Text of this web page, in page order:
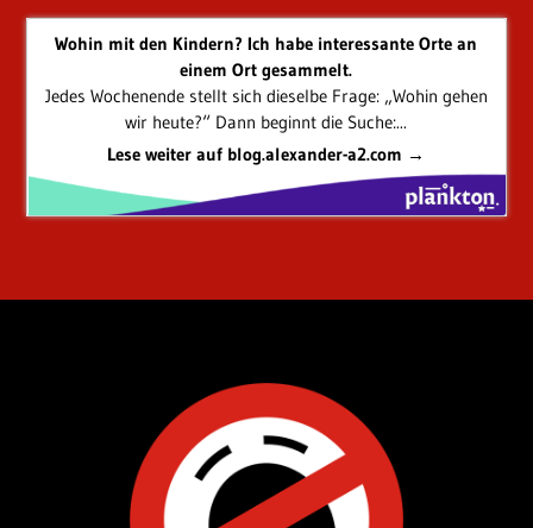
Wohin mit den Kindern? Ich habe interessante Orte an
einem Ort gesammelt.
Jedes Wochenende stellt sich dieselbe Frage: „Wohin gehen
wir heute?“ Dann beginnt die Suche:...
Lese weiter auf blog.alexander-a2.com →